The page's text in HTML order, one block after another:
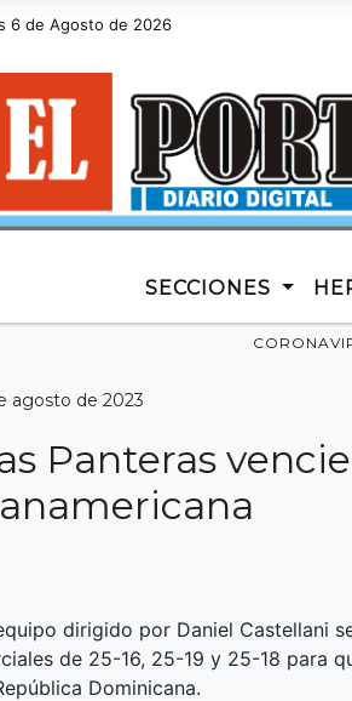
6 de Agosto de 2026
es Jueves 6 de Agosto de 2026 y son las
SECCIONES
agosto de 2023
Panteras
dirigido por Daniel Castellani
de 25-16, 25-19 y 25-18 para
Dominicana.